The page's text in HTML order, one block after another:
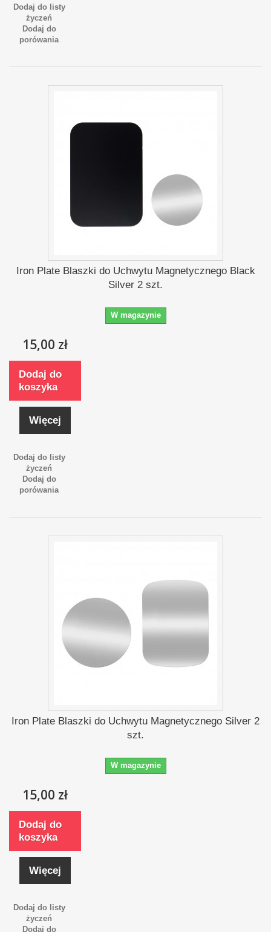
Dodaj do listy
życzeń
Dodaj do
porówania
Iron Plate Blaszki do Uchwytu Magnetycznego Black
Silver 2 szt.
W magazynie
15,00 zł
Dodaj do
koszyka
Więcej
Dodaj do listy
życzeń
Dodaj do
porówania
Iron Plate Blaszki do Uchwytu Magnetycznego Silver 2
szt.
W magazynie
15,00 zł
Dodaj do
koszyka
Więcej
Dodaj do listy
życzeń
Dodaj do